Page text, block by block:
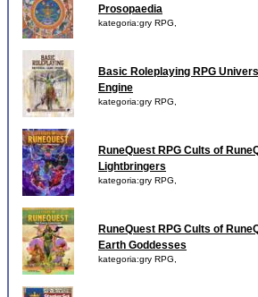
Prosopaedia
kategoria:gry RPG,
Basic Roleplaying RPG
Engine
kategoria:gry RPG,
RuneQuest RPG Cults of
Lightbringers
kategoria:gry RPG,
RuneQuest RPG Cults of
Earth Goddesses
kategoria:gry RPG,